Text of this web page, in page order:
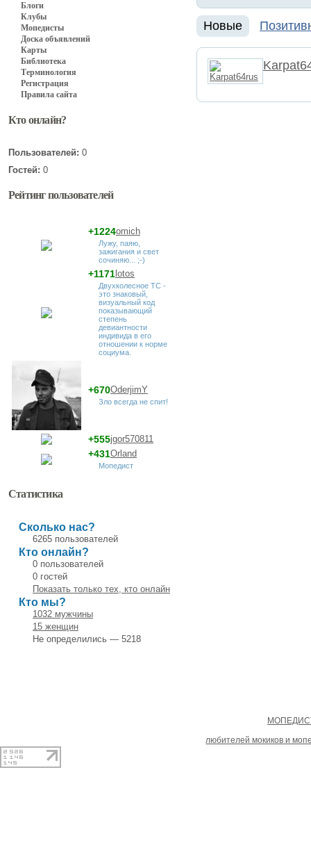
Блоги
Клубы
Мопедисты
Доска объявлений
Карты
Библиотека
Терминология
Регистрация
Правила сайта
Кто онлайн?
Пользователей: 0
Гостей: 0
Рейтинг пользователей
omich
+1224
Лужу, паяю,
зажигания и свет
сочиняю... ;-)
lotos
+1171
Двухколесное ТС -
это знаковый,
визуальный код
показывающий
степень
девиантности
индивида в его
отношении к норме
социума.
OderjimY
+670
Зло всегда не спит!
jgor570811
+555
Orland
+431
Мопедист
Статистика
Сколько нас?
6265 пользователей
Кто онлайн?
0 пользователей
0 гостей
Показать только тех, кто онлайн
Кто мы?
1032 мужчины
15 женщин
Не определились — 5218
Новые
любителей мокиков и